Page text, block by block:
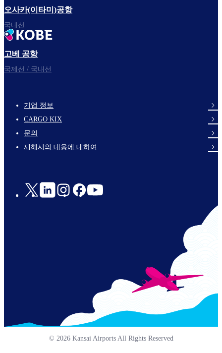
오사카(이타미)공항
국내선
고베 공항
국제선 / 국내선
footer-
links-
en-
기업 정보
CARGO KIX
문의
재해시의 대응에 대하여
Social
© 2026 Kansai Airports All Rights Reserved